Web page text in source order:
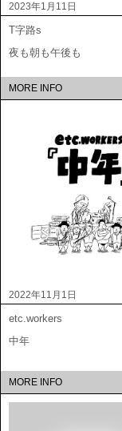
2023年1月11日
T字路s
夜も朝も午後も
MORE INFO
2022年11月1日
etc.workers
中年
MORE INFO